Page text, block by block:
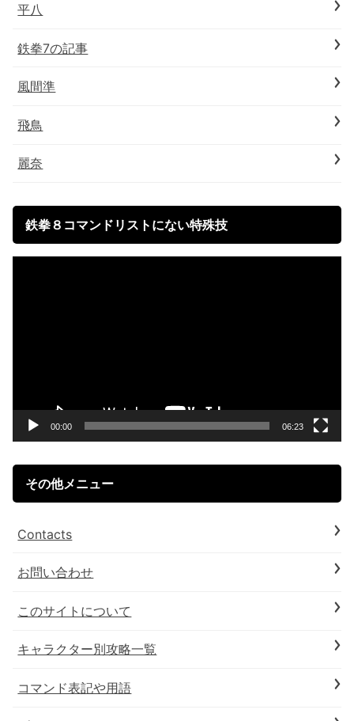
平八
鉄拳7の記事
風間準
飛鳥
麗奈
鉄拳８コマンドリストにない特殊技
00:00 06:23
その他メニュー
Contacts
お問い合わせ
このサイトについて
キャラクター別攻略一覧
コマンド表記や用語